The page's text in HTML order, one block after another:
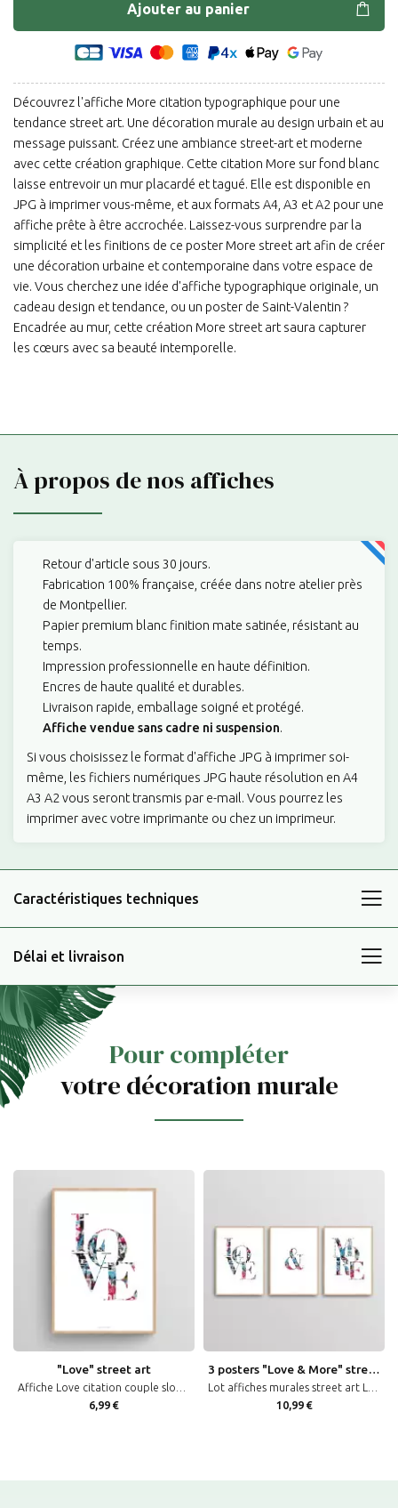
Ajouter au panier
Découvrez l'affiche More citation typographique pour une
tendance street art. Une décoration murale au design urbain et au
message puissant. Créez une ambiance street-art et moderne
avec cette création graphique. Cette citation More sur fond blanc
laisse entrevoir un mur placardé et tagué. Elle est disponible en
JPG à imprimer vous-même, et aux formats A4, A3 et A2 pour une
affiche prête à être accrochée. Laissez-vous surprendre par la
simplicité et les finitions de ce poster More street art afin de créer
une décoration urbaine et contemporaine dans votre espace de
vie. Vous cherchez une idée d'affiche typographique originale, un
cadeau design et tendance, ou un poster de Saint-Valentin ?
Encadrée au mur, cette création More street art saura capturer
les cœurs avec sa beauté intemporelle.
À propos de nos affiches
Retour d'article sous 30 jours.
Fabrication 100% française, créée dans notre atelier près
de Montpellier.
Papier premium blanc finition mate satinée, résistant au
temps.
Impression professionnelle en haute définition.
Encres de haute qualité et durables.
Livraison rapide, emballage soigné et protégé.
Affiche vendue sans cadre ni suspension.
Si vous choisissez le format d'affiche JPG à imprimer soi-
même, les fichiers numériques JPG haute résolution en A4
A3 A2 vous seront transmis par e-mail. Vous pourrez les
imprimer avec votre imprimante ou chez un imprimeur.
Caractéristiques techniques
Délai et livraison
Pour compléter
votre décoration murale
"Love" street art
6,99 €
3 posters "Love & More" street art
10,99 €